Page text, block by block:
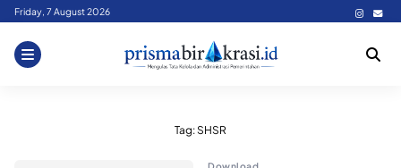
Skip
content
Friday, 7 August 2026
Tag:SHSR